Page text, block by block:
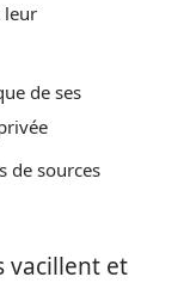
leur
de ses
de sources
vacillent et